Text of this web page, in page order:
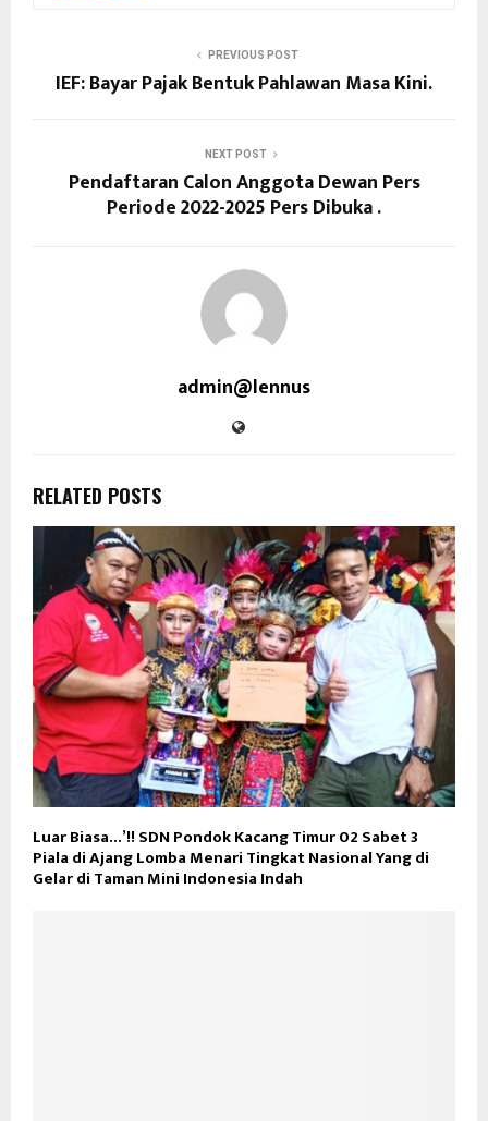
PREVIOUS POST
IEF: Bayar Pajak Bentuk Pahlawan Masa Kini.
NEXT POST
Pendaftaran Calon Anggota Dewan Pers
Periode 2022-2025 Pers Dibuka .
admin@lennus
RELATED POSTS
Luar Biasa…’!! SDN Pondok Kacang Timur 02 Sabet 3
Piala di Ajang Lomba Menari Tingkat Nasional Yang di
Gelar di Taman Mini Indonesia Indah